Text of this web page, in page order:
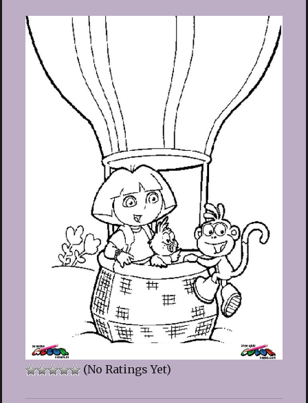
(No Ratings Yet)